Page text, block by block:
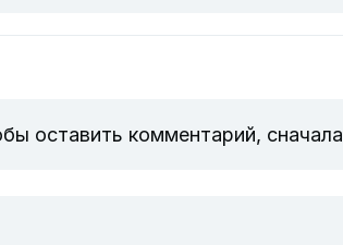
оставить комментарий, сначала